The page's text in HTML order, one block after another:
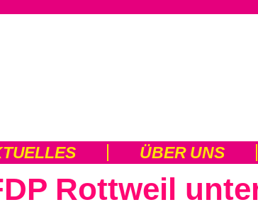
ÜBER UNS
Rottweil